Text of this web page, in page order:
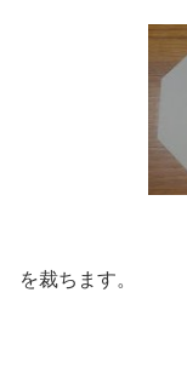
型紙を
を裁ちます。
布は2枚